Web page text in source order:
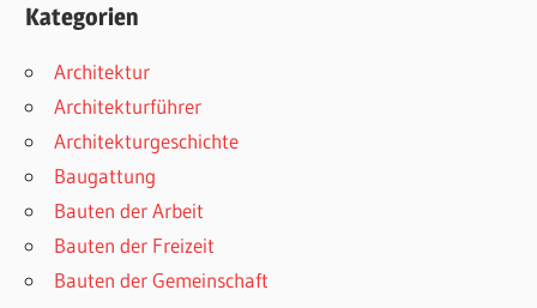
Kategorien
Architektur
Architekturführer
Architekturgeschichte
Baugattung
Bauten der Arbeit
Bauten der Freizeit
Bauten der Gemeinschaft